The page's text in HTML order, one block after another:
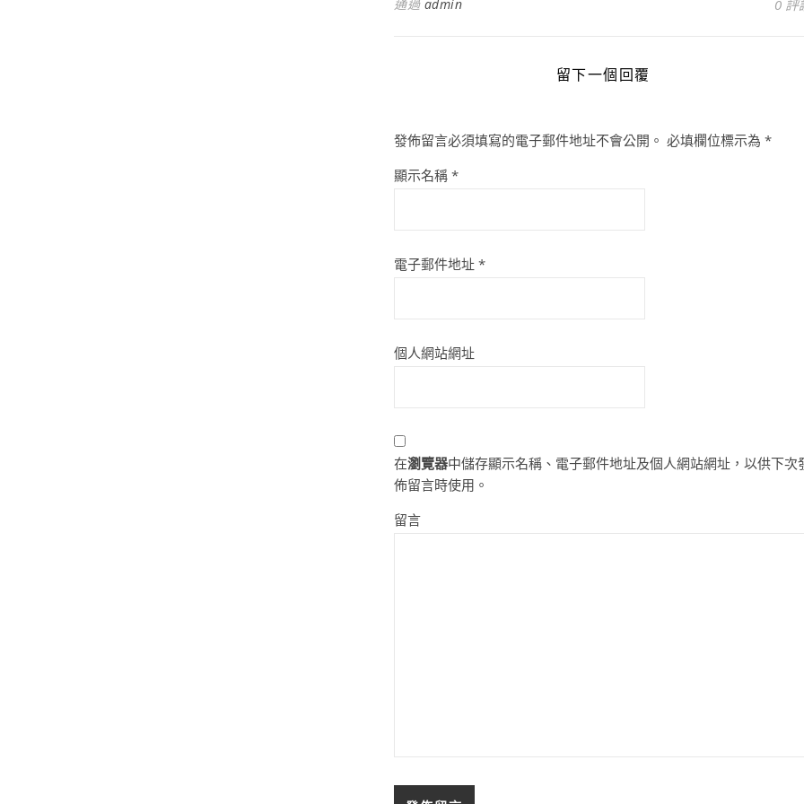
通過 admin 0 評
留下一個回覆
發佈留言必須填寫的電子郵件地址不會公開。 必填欄位標示為 *
顯示名稱 *
電子郵件地址 *
個人網站網址
在瀏覽器中儲存顯示名稱、電子郵件地址及個人網站網址，以供下次
佈留言時使用。
留言